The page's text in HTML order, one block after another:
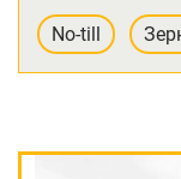
No-till